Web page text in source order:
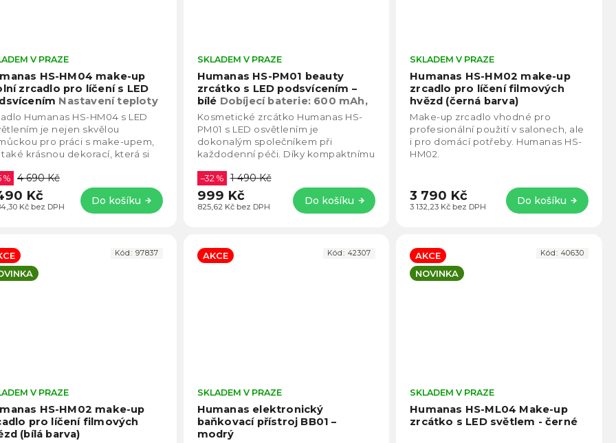
HS-HM04 make-up
zrcadlo pro líčení s LED
Nastavení teploty
nastavení intenzity
Průměrné
hodnocení
produktu
hvězdiček.
V PRAZE
Kč bez DPH
% 4 690 Kč
Kč Do košíku
Humanas HS-HM04 s LED
je nejen skvělou
pro práci s make-upem,
také krásnou dekorací, která si
Humanas HS-PM01 beauty
zrcátko s LED podsvícením –
bílé Dobíjecí baterie: 600 mAh,
dotyková obrazovka
Průměrné
hodnocení
produktu
hvězdiček.
SKLADEM V PRAZE
825,62 Kč bez DPH
–32 % 1 490 Kč
999 Kč Do košíku
Kosmetické zrcátko Humanas HS-
PM01 s LED osvětlením je
dokonalým společníkem při
každodenní péči. Díky kompaktnímu
a když ji budete...
Humanas HS-HM02 make-up
zrcadlo pro líčení filmových
hvězd (černá barva)
SKLADEM V PRAZE
3 132,23 Kč bez DPH
3 790 Kč Do košíku
Make-up zrcadlo vhodné pro
profesionální použití v salonech, ale
i pro domácí potřeby. Humanas HS-
HM02.
HS-HM02 make-up
pro líčení filmových
(bílá barva)
Průměrné
hodnocení
produktu
V PRAZE
Kód: 97837 AKCE
Humanas elektronický
baňkovací přístroj BB01 –
modrý
Průměrné
hodnocení
produktu
SKLADEM V PRAZE
Kód:42307
AKCE
NOVINKA
Humanas HS-ML04 Make-up
zrcátko s LED světlem - černé
SKLADEM V PRAZE
Kód: 40630